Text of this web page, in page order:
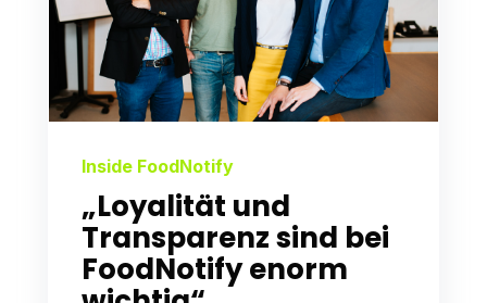
Inside FoodNotify
„Loyalität und
Transparenz sind bei
FoodNotify enorm